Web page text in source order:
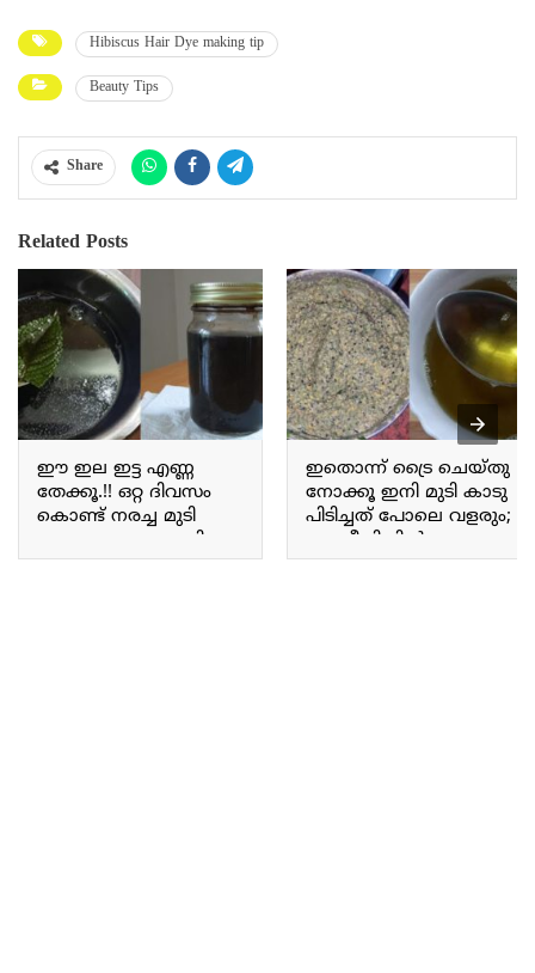
Hibiscus Hair Dye making tip
Beauty Tips
Share
Related Posts
ഈ ഇല ഇട്ട എണ്ണ
തേക്കൂ.!! ഒറ്റ ദിവസം
കൊണ്ട് നരച്ച മുടി
കട്ടകറുപ്പാകും; മുടി
എന്നന്നേക്കുമായി
ഇതൊന്ന് ട്രൈ ചെയ്തു
നോക്കൂ ഇനി മുടി കാടു
പിടിച്ചത് പോലെ വളരും;
ഈ രീതിയില്‍ എണ്ണ
തയ്യാറാക്കിയാൽ മുടി